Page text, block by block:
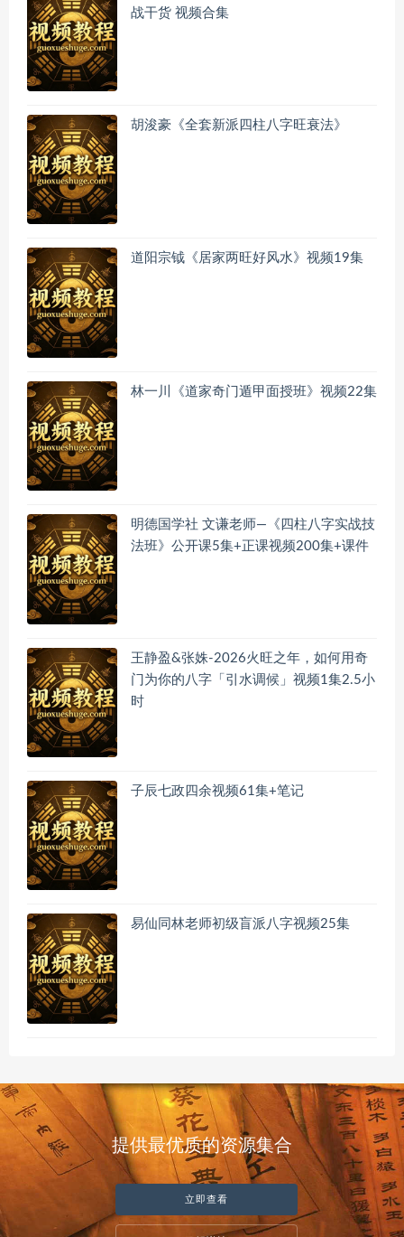
战干货 视频合集
胡浚豪《全套新派四柱八字旺衰法》
道阳宗钺《居家两旺好风水》视频19集
林一川《道家奇门遁甲面授班》视频22集
明德国学社 文谦老师—《四柱八字实战技
法班》公开课5集+正课视频200集+课件
王静盈&张姝-2026火旺之年，如何用奇
门为你的八字「引水调候」视频1集2.5小
时
子辰七政四余视频61集+笔记
易仙同林老师初级盲派八字视频25集
提供最优质的资源集合
立即查看